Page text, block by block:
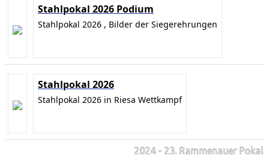
Stahlpokal 2026 Podium
Stahlpokal 2026 , Bilder der Siegerehrungen
Stahlpokal 2026
Stahlpokal 2026 in Riesa Wettkampf
2024 - 23. Rammenauer Pokal